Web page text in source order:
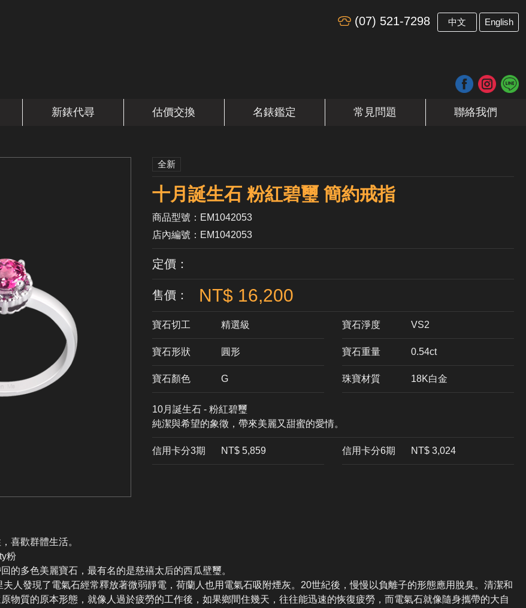
(07) 521-7298 中文 English
新錶代尋 估價交換 名錶鑑定 常見問題 聯絡我們
全新
十月誕生石 粉紅碧璽 簡約戒指
商品型號：EM1042053
店內編號：EM1042053
定價：
售價： NT$ 16,200
寶石切工 精選級 寶石淨度 VS2
寶石形狀 ​圓形 寶石重量 0.54ct
寶石顏色 G 珠寶材質 18K白金
10月誕生石 - 粉紅碧璽
純潔與希望的象徵，帶來美麗又甜蜜的愛情。
信用卡分3期 ​NT$ 5,859 信用卡分6期 NT$ 3,024
喜歡群體生活。
粉
的多色美麗寶石，最有名的是慈禧太后的西瓜壁璽。
人發現了電氣石經常釋放著微弱靜電，荷蘭人也用電氣石吸附煙灰。20世紀後，慢慢以負離子的形態應用脫臭。清潔和
物質的原本形態，就像人過於疲勞的工作後，如果鄉間住幾天，往往能迅速的恢復疲勞，而電氣石就像隨身攜帶的大自